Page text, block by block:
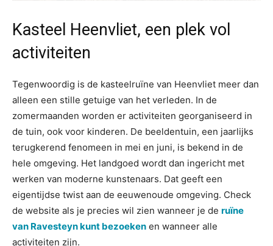
Kasteel Heenvliet, een plek vol
activiteiten
Tegenwoordig is de kasteelruïne van Heenvliet meer dan
alleen een stille getuige van het verleden. In de
zomermaanden worden er activiteiten georganiseerd in
de tuin, ook voor kinderen. De beeldentuin, een jaarlijks
terugkerend fenomeen in mei en juni, is bekend in de
hele omgeving. Het landgoed wordt dan ingericht met
werken van moderne kunstenaars. Dat geeft een
eigentijdse twist aan de eeuwenoude omgeving. Check
de website als je precies wil zien wanneer je de ruïne
van Ravesteyn kunt bezoeken en wanneer alle
activiteiten zijn.